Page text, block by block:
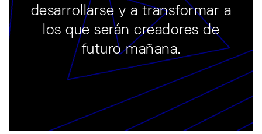
desarrollarse y a transformar a
los que serán creadores de
futuro mañana.